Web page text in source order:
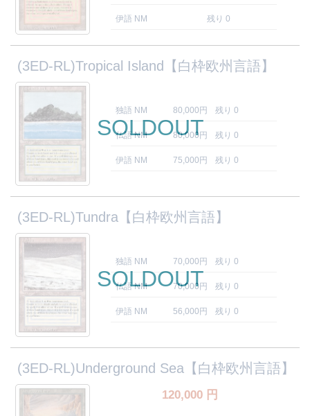
伊語 NM 残り 0
(3ED-RL)Tropical Island【白枠欧州言語】
独語 NM 80,000円 残り 0
仏語 NM 80,000円 残り 0
伊語 NM 75,000円 残り 0
SOLDOUT
(3ED-RL)Tundra【白枠欧州言語】
独語 NM 70,000円 残り 0
仏語 NM 70,000円 残り 0
伊語 NM 56,000円 残り 0
SOLDOUT
(3ED-RL)Underground Sea【白枠欧州言語】
120,000 円